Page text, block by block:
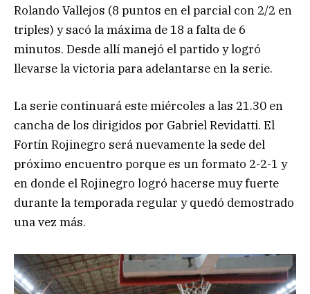
Rolando Vallejos (8 puntos en el parcial con 2/2 en
triples) y sacó la máxima de 18 a falta de 6
minutos. Desde allí manejó el partido y logró
llevarse la victoria para adelantarse en la serie.
La serie continuará este miércoles a las 21.30 en
cancha de los dirigidos por Gabriel Revidatti. El
Fortín Rojinegro será nuevamente la sede del
próximo encuentro porque es un formato 2-2-1 y
en donde el Rojinegro logró hacerse muy fuerte
durante la temporada regular y quedó demostrado
una vez más.